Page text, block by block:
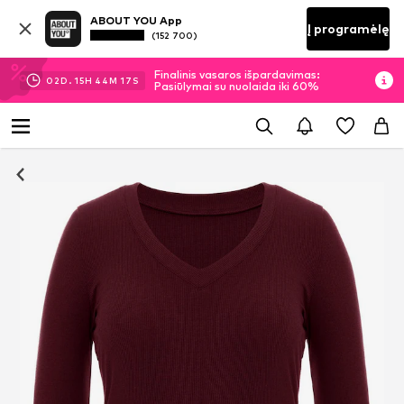
ABOUT YOU App
(152 700) Į programėlę
02D. 15H 44M 16 S
Finalinis vasaros išpardavimas:
Pasiūlymai su nuolaida iki 60%